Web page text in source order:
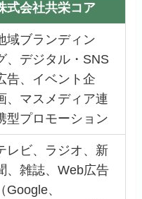
式会社共栄コア
域ブランディン
、デジタル・SNS
告、イベント企
、マスメディア連
型プロモーション
レビ、ラジオ、新
、雑誌、Web広告
（Google、